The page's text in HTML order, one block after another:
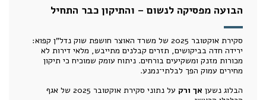
הבועה מפסיקה לנשום – והתיקון כבר התחיל
סקירת אוקטובר 2025 של משרד האוצר חושפת שוק נדל"ן קפוא:
ירידה חדה בביקושים, תזרים קבלנים מתייבש, מלאי דירות לא
מכורות מזנק ומשקיעים בורחים. ניתוח עומק שמוכיח כי תיקון
מחירים עמוק הפך לבלתי־נמנע.
הבלוג נשען אך ורק
על נתוני סקירת אוקטובר 2025 של אגף